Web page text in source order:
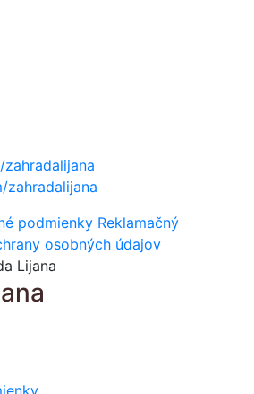
zahradalijana
podmienky Reklamačný
osobných údajov
Lijana